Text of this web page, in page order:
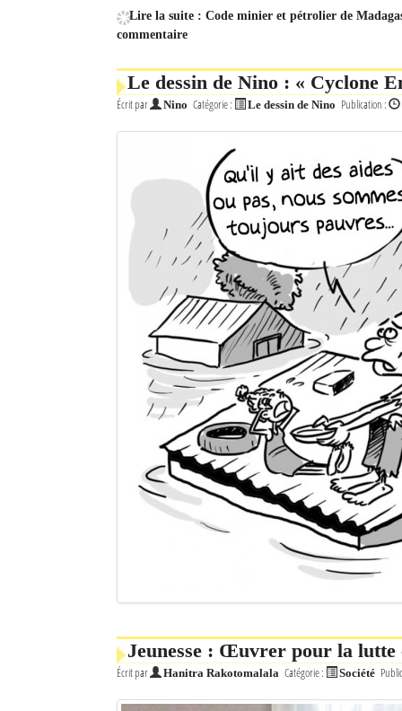
Lire la suite : Code minier et pétrolier de
commentaire
Le dessin de Nino : « Cyclone
Écrit par Nino Catégorie : Le dessin de Nino Publication :
Jeunesse : Œuvrer pour la lutte
Écrit par Hanitra Rakotomalala Catégorie : Société